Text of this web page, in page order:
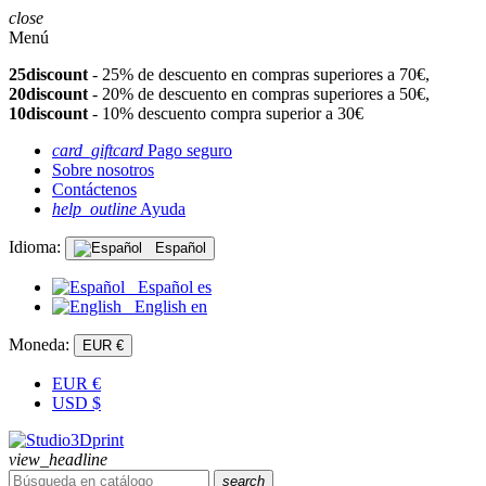
close
Menú
25discount - 25% de descuento en compras superiores a 70€,
20discount - 20% de descuento en compras superiores a 50€,
10discount - 10% descuento compra superior a 30€
card_giftcard Pago seguro
Sobre nosotros
Contáctenos
help_outline Ayuda
Idioma: Español
Español es
English en
Moneda: EUR €
EUR €
USD $
view_headline
search